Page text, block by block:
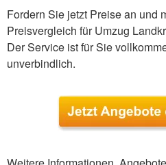
Fordern Sie jetzt Preise an und
Preisvergleich für Umzug
Der Service ist für Sie
unverbindlich.